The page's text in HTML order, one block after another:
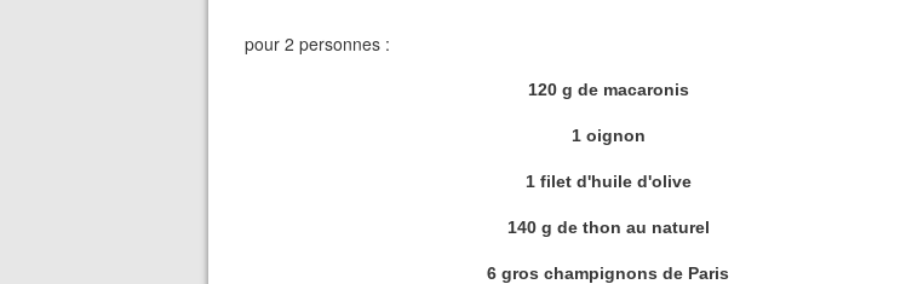
pour 2 personnes :
120 g de macaronis
1 oignon
1 filet d'huile d'olive
140 g de thon au naturel
6 gros champignons de Paris